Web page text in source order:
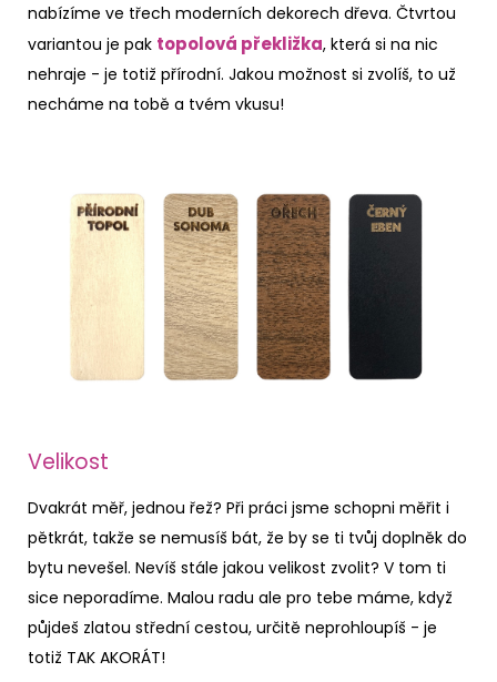
nabízíme ve třech moderních dekorech dřeva. Čtvrtou
variantou je pak topolová překližka, která si na nic
nehraje - je totiž přírodní. Jakou možnost si zvolíš, to už
necháme na tobě a tvém vkusu!
Velikost
Dvakrát měř, jednou řež? Při práci jsme schopni měřit i
pětkrát, takže se nemusíš bát, že by se ti tvůj doplněk do
bytu nevešel. Nevíš stále jakou velikost zvolit? V tom ti
sice neporadíme. Malou radu ale pro tebe máme, když
půjdeš zlatou střední cestou, určitě neprohloupíš - je
totiž TAK AKORÁT!